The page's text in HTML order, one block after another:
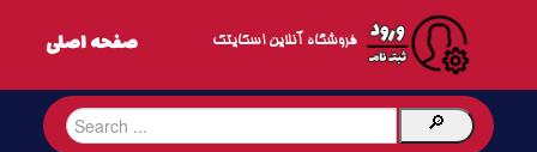
فروشگاه آنلاین اسکایتک